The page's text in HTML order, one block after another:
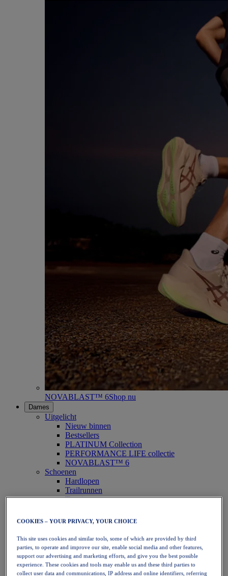
NOVABLAST™ 6Shop nu
Dames
Uitgelicht
Nieuw binnen
Bestsellers
PLATINUM Collection
PERFORMANCE LIFE collectie
NOVABLAST™ 6
Schoenen
Hardlopen
Trailrunnen
Tennis
Handbal
Netbal
SportStyle
Bovenkleding
Sport-bh's
Tanktops
COOKIES – YOUR PRIVACY, YOUR CHOICE
This site uses cookies and similar tools, some of which are provided by third
parties, to operate and improve our site, enable social media and other features,
support our advertising and marketing efforts, and give you the best possible
experience. These cookies and tools may enable us and these third parties to
collect user data and communications, IP address and online identifiers, referring